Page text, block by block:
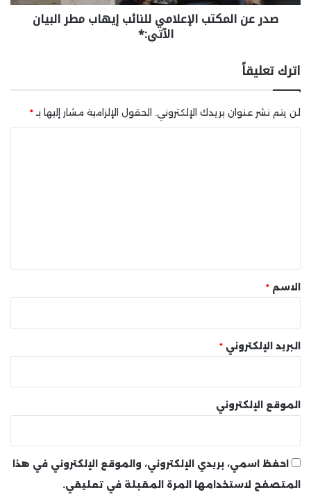
صدر عن المكتب الإعلامي للنائب إيهاب مطر البيان
الآتي:*
اترك تعليقاً
لن يتم نشر عنوان بريدك الإلكتروني. الحقول الإلزامية مشار إليها بـ *
* الاسم *
البريد الإلكتروني *
الموقع الإلكتروني
احفظ اسمي، بريدي الإلكتروني، والموقع الإلكتروني في هذا
المتصفح لاستخدامها المرة المقبلة في تعليقي.